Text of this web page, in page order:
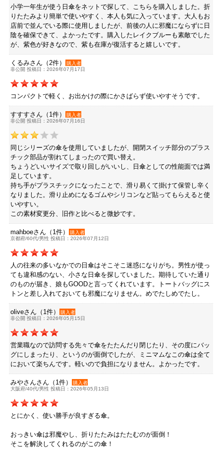
小学一年生が使う日傘をネットで探して、こちらを購入しました。折
りたたみより簡単で使いやすく、本人も気に入っています。大人もお
店前で並んでいる際に使用しましたが、前後の人に邪魔にならずに日
陰を確保できて、よかったです。購入したレイクブルーも素敵でした
が、紫色が好きなので、紫も在庫が復活すると嬉しいです。
くるみさん（2件）
購入者
非公開 投稿日：2026年07月17日
コンパクトで軽く、お出かけの際にかさばらず使いやすそうです。
すすすさん（1件）
購入者
非公開 投稿日：2026年07月16日
同じシリーズの傘を使用していましたが、開閉スイッチ部分のプラス
チック部品が割れてしまったので買い替え。
ちょうどいいサイズで取り回しがいいし、日傘としての性能面では満
足しています。
持ち手がプラスチックになったことで、滑り易くて掛けて保管し辛く
なりました。滑り止めになるゴムやシリコンなど貼ってもらえると使
いやすい。
この素材変更分、旧作と比べると微妙です。
mahboeさん（1件）
購入者
京都府/60代/男性 投稿日：2026年07月12日
人の往来の多いなかでの日傘はそこそこ迷惑になりがち。男性が使っ
ても違和感のない、小さな日傘を探していました。期待していた通り
のものが届き、娘もGOODと言ってくれています。トートバッグにス
トンと差し入れておいても邪魔になりません。めでたしめでたし。
oliveさん（1件）
購入者
非公開 投稿日：2026年05月15日
営業職なので訪問する先々で傘をたたんだり閉じたり、その度にバッ
グにしまったり、というのが面倒でしたが、ミニマムなこの傘は全て
において楽ちんです。軽いので負担になりません。よかったです。
みやさんさん（1件）
購入者
大阪府/40代/男性 投稿日：2026年05月13日
とにかく、使い勝手が良すぎる傘。
おっきい傘は邪魔やし、折りたたみはたたむのが面倒！
そこを解決してくれるのがこの傘！